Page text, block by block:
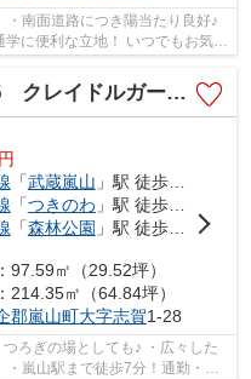
・南面道路につき陽当たり良好♪
立地！ いつでもお気軽
要な...
ーデン 新築戸建 全1棟 1号棟
「武蔵嵐山 」駅 徒歩13分
「つきのわ 」駅 徒歩30分
「森林公園 」駅 徒歩64分
97.59㎡（29.52坪）
214.35㎡（64.84坪）
郡嵐山町大字志賀1-28
ろぎの場としても♪ ・広々した
・嵐山駅まで徒歩7分！通勤・通